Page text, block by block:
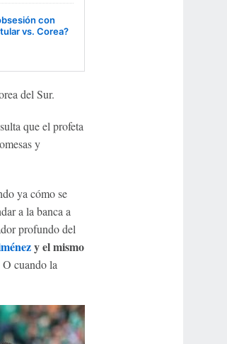
con
vs. Corea?
del Sur.
que el profeta
y
ya cómo se
a la banca a
profundo del
y el mismo
O cuando la